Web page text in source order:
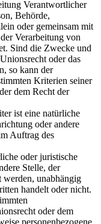
Verantwortlicher
Behörde,
oder gemeinsam mit
Verarbeitung von
Sind die Zwecke und
oder das
so kann der
Kriterien seiner
dem Recht der
ist eine natürliche
oder andere
Auftrag des
oder juristische
Stelle, der
werden, unabhängig
handelt oder nicht.
oder dem
personenbezogene